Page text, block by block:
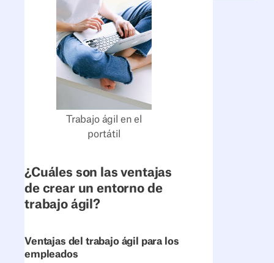
Trabajo ágil en el
portátil
¿Cuáles son las ventajas
de crear un entorno de
trabajo ágil?
Ventajas del trabajo ágil para los
empleados